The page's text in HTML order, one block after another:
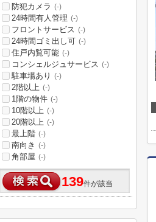
防犯カメラ (-)
24時間有人管理 (-)
フロントサービス (-)
24時間ゴミ出し可 (-)
住戸内覧可能 (-)
コンシェルジュサービス (-)
駐車場あり (-)
2階以上 (-)
1階の物件 (-)
10階以上 (-)
20階以上 (-)
最上階 (-)
南向き (-)
角部屋 (-)
139件が該当